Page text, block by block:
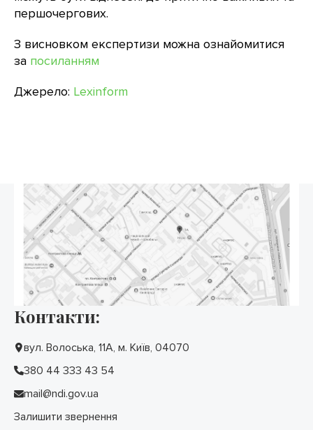
першочергових.
З висновком експертизи можна ознайомитися
за посиланням
Джерело: Lexinform
Контакти:
вул. Волоська, 11А, м. Київ, 04070
380 44 333 43 54
mail@ndi.gov.ua
Залишити звернення